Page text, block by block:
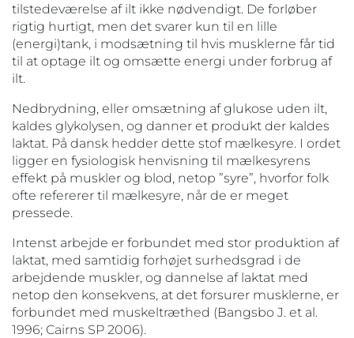
tilstedeværelse af ilt ikke nødvendigt. De forløber
rigtig hurtigt, men det svarer kun til en lille
(energi)tank, i modsætning til hvis musklerne får tid
til at optage ilt og omsætte energi under forbrug af
ilt.
Nedbrydning, eller omsætning af glukose uden ilt,
kaldes glykolysen, og danner et produkt der kaldes
laktat. På dansk hedder dette stof mælkesyre. I ordet
ligger en fysiologisk henvisning til mælkesyrens
effekt på muskler og blod, netop ”syre”, hvorfor folk
ofte refererer til mælkesyre, når de er meget
pressede.
Intenst arbejde er forbundet med stor produktion af
laktat, med samtidig forhøjet surhedsgrad i de
arbejdende muskler, og dannelse af laktat med
netop den konsekvens, at det forsurer musklerne, er
forbundet med muskeltræthed (Bangsbo J. et al.
1996; Cairns SP 2006).